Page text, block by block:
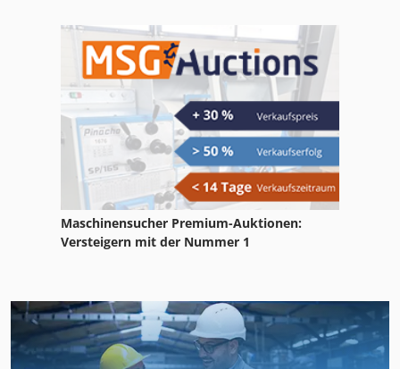
Maschinensucher Premium-Auktionen:
Versteigern mit der Nummer 1